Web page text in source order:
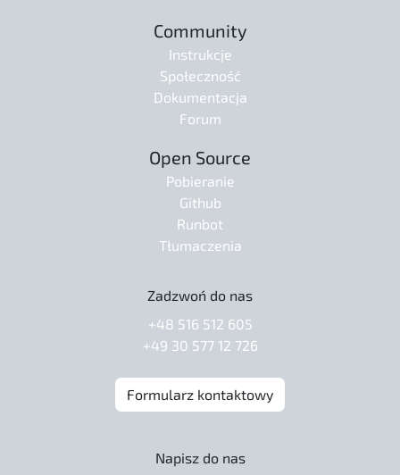
Community
Instrukcje
Społeczność
Dokumentacja
Forum
Open Source
Pobieranie
Github
Runbot
Tłumaczenia
Zadzwoń do nas
+48 516 512 605
+49 30 577 12 726
Formularz kontaktowy
Napisz do nas